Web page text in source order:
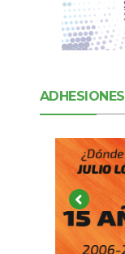
ADHESIONES